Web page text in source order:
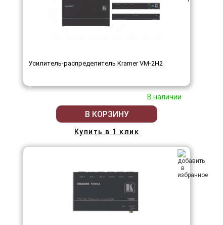
Усилитель-распределитель Kramer VM-2H2
В наличии
В КОРЗИНУ
Купить в 1 клик